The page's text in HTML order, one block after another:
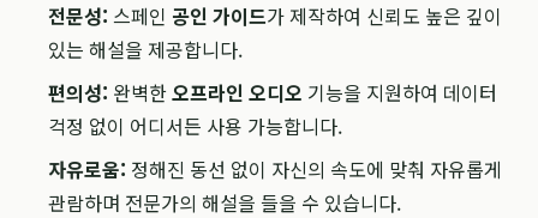
전문성: 스페인 공인 가이드가 제작하여 신뢰도 높은 깊이
있는 해설을 제공합니다.
편의성: 완벽한오프라인 오디오 기능을 지원하여 데이터
걱정 없이 어디서든 사용 가능합니다.
자유로움: 정해진 동선 없이 자신의 속도에 맞춰 자유롭게
관람하며 전문가의 해설을 들을 수 있습니다.